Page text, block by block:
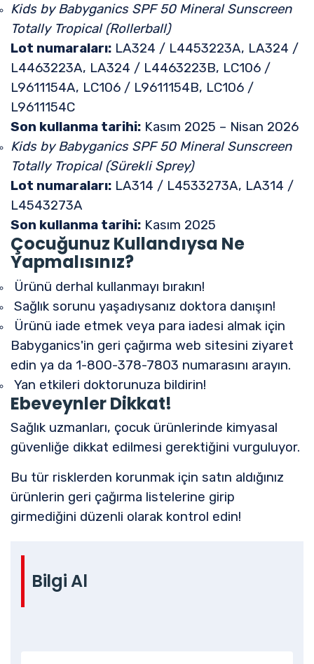
Kids by Babyganics SPF 50 Mineral Sunscreen
Totally Tropical (Rollerball)
Lot numaraları: LA324 / L4453223A, LA324 /
L4463223A, LA324 / L4463223B, LC106 /
L9611154A, LC106 / L9611154B, LC106 /
L9611154C
Son kullanma tarihi: Kasım 2025 – Nisan 2026
Kids by Babyganics SPF 50 Mineral Sunscreen
Totally Tropical (Sürekli Sprey)
Lot numaraları: LA314 / L4533273A, LA314 /
L4543273A
Son kullanma tarihi: Kasım 2025
Çocuğunuz Kullandıysa Ne
Yapmalısınız?
Ürünü derhal kullanmayı bırakın!
Sağlık sorunu yaşadıysanız doktora danışın!
Ürünü iade etmek veya para iadesi almak için
Babyganics'in geri çağırma web sitesini ziyaret
edin ya da 1-800-378-7803 numarasını arayın.
Yan etkileri doktorunuza bildirin!
Ebeveynler Dikkat!
Sağlık uzmanları, çocuk ürünlerinde kimyasal
güvenliğe dikkat edilmesi gerektiğini vurguluyor.
Bu tür risklerden korunmak için satın aldığınız
ürünlerin geri çağırma listelerine girip
girmediğini düzenli olarak kontrol edin!
Bilgi Al